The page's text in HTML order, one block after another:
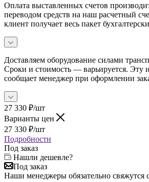
Оплата выставленных счетов
переводом средств на наш расчетный
клиент получает весь пакет
Доставляем оборудование силами
Сроки и стоимость — варьируется.
сообщает менеджер при оформлении
27 330 ₽/шт
Варианты цен
27 330 ₽/шт
Подробности
Под заказ
Нашли дешевле?
Под заказ
Наши менеджеры обязательно свяжутся